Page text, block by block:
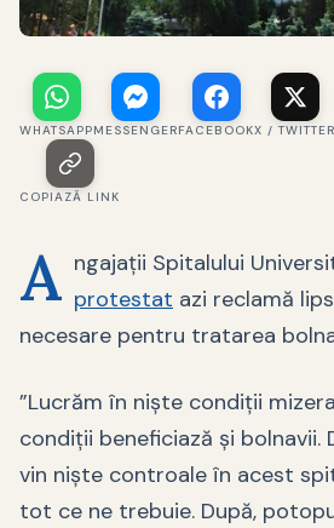
WHATSAPPMESSENGERFACEBOOKX / TWITTER
COPIAZĂ LINK
A ngajații Spitalului
protestat azi reclamă
necesare pentru tratarea
”Lucrăm în niște condiții
condiții beneficiază și bolnavii.
vin niște controale în acest
tot ce ne trebuie. După,